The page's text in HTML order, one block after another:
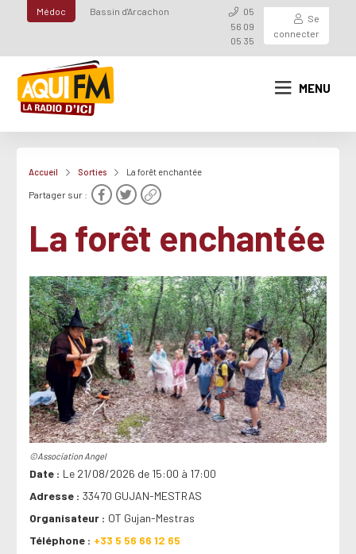
Médoc Bassin d'Arcachon
05
56 09
05 35
Se
connecter
MENU
Accueil Sorties La forêt enchantée
Partager sur :
La forêt enchantée
©Association Angel
Date
Le 21/08/2026 de 15:00 à 17:00
Adresse
33470 GUJAN-MESTRAS
Organisateur
OT Gujan-Mestras
Téléphone
+33 5 56 66 12 65